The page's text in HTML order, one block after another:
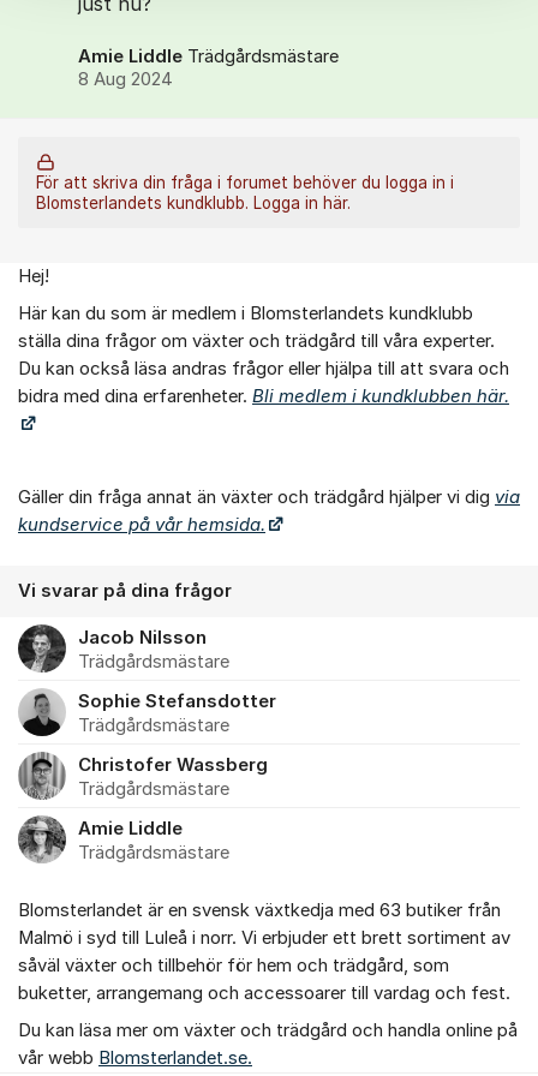
Amie Liddle Trädgårdsmästare
8 Aug 2024
För att skriva din fråga i forumet behöver du logga in i
Blomsterlandets kundklubb. Logga in här.
Om forumet
Hej!
Här kan du som är medlem i Blomsterlandets kundklubb
ställa dina frågor om växter och trädgård till våra experter.
Du kan också läsa andras frågor eller hjälpa till att svara och
bidra med dina erfarenheter. Bli medlem i kundklubben här.
Gäller din fråga annat än växter och trädgård hjälper vi dig via
kundservice på vår hemsida.
Vi svarar på dina frågor
Jacob Nilsson
Trädgårdsmästare
Sophie Stefansdotter
Trädgårdsmästare
Christofer Wassberg
Trädgårdsmästare
Amie Liddle
Trädgårdsmästare
Blomsterlandet är en svensk växtkedja med 63 butiker från
Malmö i syd till Luleå i norr. Vi erbjuder ett brett sortiment av
såväl växter och tillbehör för hem och trädgård, som
buketter, arrangemang och accessoarer till vardag och fest.
Du kan läsa mer om växter och trädgård och handla online på
vår webb Blomsterlandet.se.